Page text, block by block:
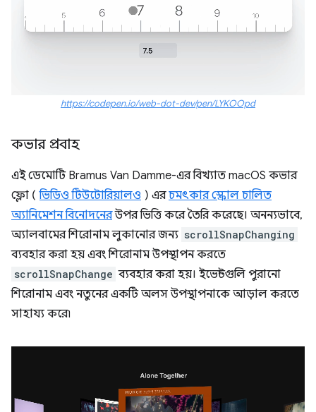
https://codepen.io/web-dot-dev/pen/LYKOOpd
কভার প্রবাহ
এই ডেমোটি Bramus Van Damme-এর বিখ্যাত macOS কভার
ফ্লো (ভিডিও টিউটোরিয়ালও ) এরচমৎকার স্ক্রোল চালিত
অ্যানিমেশন বিনোদনেরউপর ভিত্তি করে তৈরি করেছে। অনন্যভাবে,
অ্যালবামের শিরোনাম লুকানোর জন্য scrollSnapChanging
ব্যবহার করা হয় এবং শিরোনাম উপস্থাপন করতে
scrollSnapChange ব্যবহার করা হয়। ইভেন্টগুলি পুরানো
শিরোনাম এবং নতুনের একটি অলস উপস্থাপনাকে আড়াল করতে
সাহায্য করে৷